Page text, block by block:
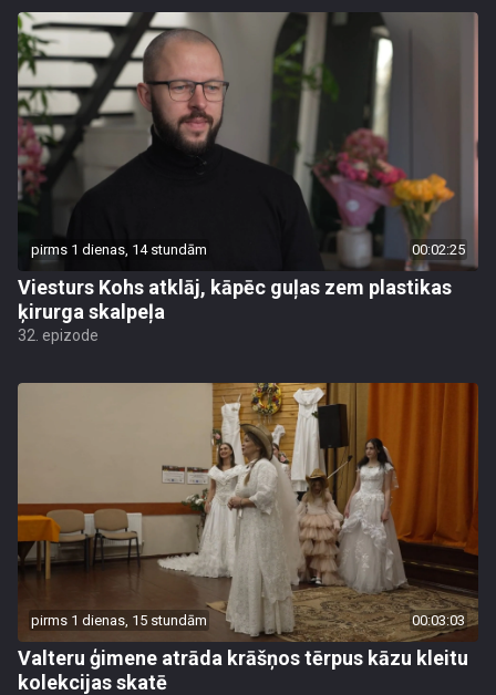
pirms 1 dienas, 14 stundām 00:02:25
Viesturs Kohs atklāj, kāpēc guļas zem plastikas
ķirurga skalpeļa
32. epizode
pirms 1 dienas, 15 stundām 00:03:03
Valteru ģimene atrāda krāšņos tērpus kāzu kleitu
kolekcijas skatē